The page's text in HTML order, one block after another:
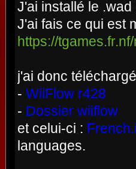
J'ai installé le
J'ai fais ce qui est
https://
j'ai donc
- WiiFlow r428
- Dossier wiiflow
et celui-ci :
languages.